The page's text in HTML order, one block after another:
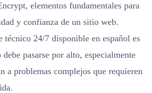
elementos fundamentales para
y confianza de un sitio web.
técnico 24/7 disponible en español es
pasarse por alto, especialmente
a problemas complejos que requieren